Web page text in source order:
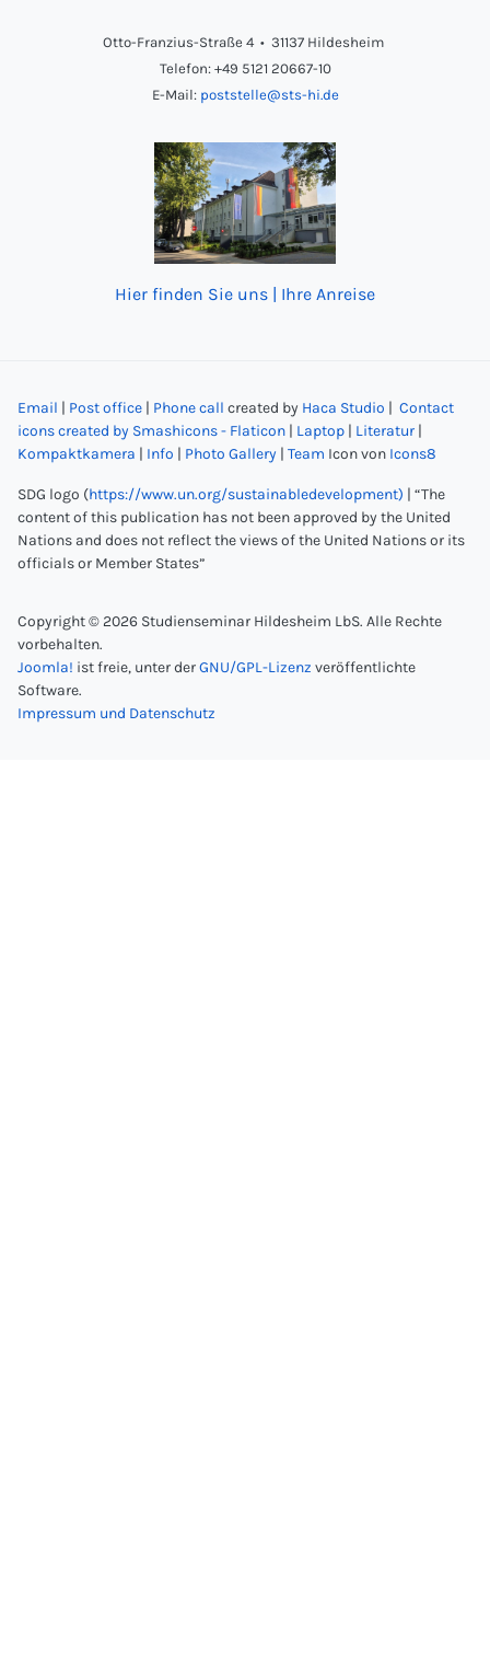
Otto-Franzius-Straße 4 • 31137 Hildesheim
Telefon: +49 5121 20667-10
E-Mail: poststelle@sts-hi.de
Hier finden Sie uns | Ihre Anreise
Email | Post office | Phone call created by Haca Studio | Contact
icons created by Smashicons - Flaticon | Laptop | Literatur |
Kompaktkamera | Info | Photo Gallery | Team Icon von Icons8
SDG logo (https://www.un.org/sustainabledevelopment) | “The
content of this publication has not been approved by the United
Nations and does not reflect the views of the United Nations or its
officials or Member States”
Copyright © 2026 Studienseminar Hildesheim LbS. Alle Rechte
vorbehalten.
Joomla! ist freie, unter derGNU/GPL-Lizenz veröffentlichte
Software.
Impressum und Datenschutz